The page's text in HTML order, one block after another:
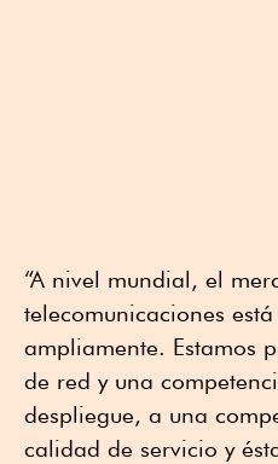
“A nivel mundial, el
telecomunicaciones
ampliamente. Estamos
de red y una
despliegue, a una
calidad de servicio y